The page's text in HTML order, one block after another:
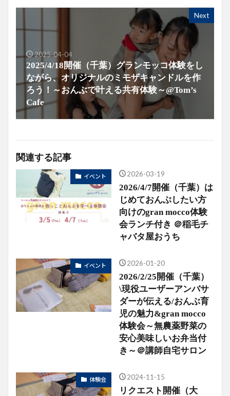
Next
2025-04-04
2025/4/18開催（千葉）グランモッコ体験をし
ながら、オリジナルのミモザキャンドルを作
ろう！～おんぶで叶える共有体験～@Tom’s
Cafe
関連する記事
イベント 2026-03-19
2026/4/7開催（千葉）は
じめておんぶしたい方
向けのgran mocco体験
会ランチ付き ＠稲毛チ
ャバタ屋おうち
イベント 2026-01-20
2026/2/25開催（千葉）
\現役ユーザーアンバサ
ダーが伝える/おんぶ育
児の魅力&gran mocco
体験会～無農薬野菜の
安心美味しいお弁当付
き～＠講師自宅サロン
体験会 2024-11-15
リクエスト開催（大